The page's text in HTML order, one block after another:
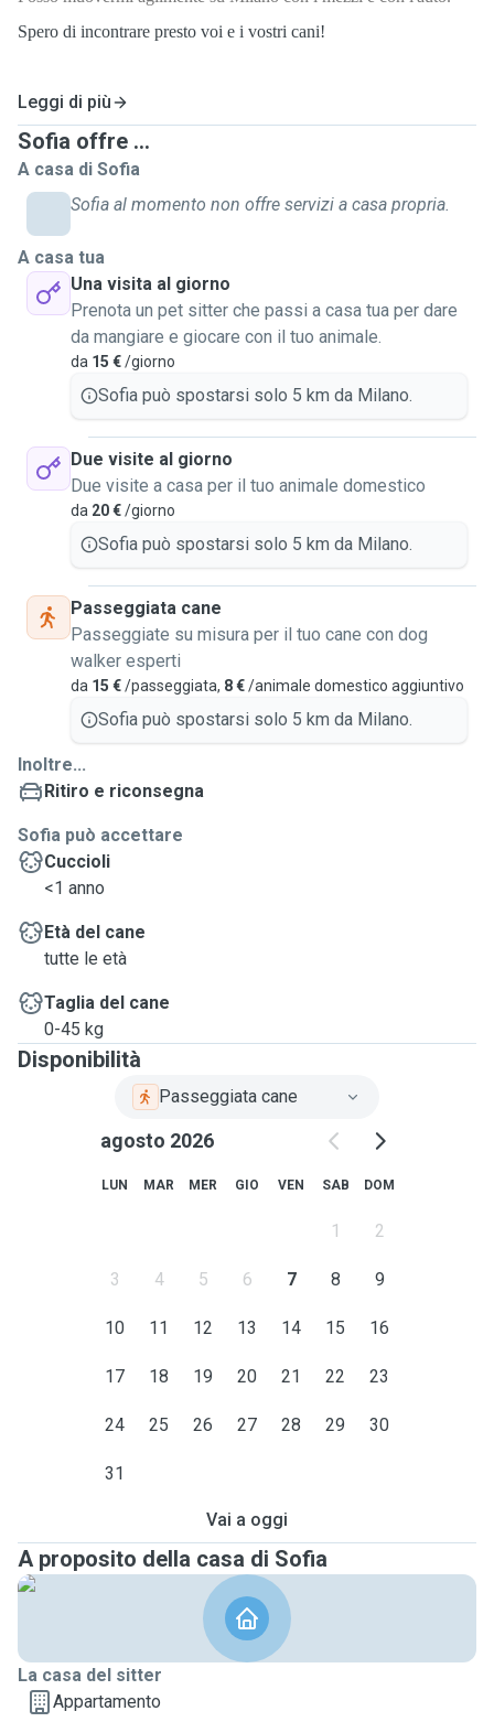
Spero di incontrare presto voi e i vostri cani!
Leggi di più
Sofia offre ...
A casa di Sofia
Sofia al momento non offre servizi a casa propria.
A casa tua
Una visita al giorno
Prenota un pet sitter che passi a casa tua per dare
da mangiare e giocare con il tuo animale.
da 15 €/giorno
Sofia può spostarsi solo 5 km da Milano.
Due visite al giorno
Due visite a casa per il tuo animale domestico
da 20 €/giorno
Sofia può spostarsi solo 5 km da Milano.
Passeggiata cane
Passeggiate su misura per il tuo cane con dog
walker esperti
da 15 €/passeggiata, 8 €/animale domestico aggiuntivo
Sofia può spostarsi solo 5 km da Milano.
Inoltre...
Ritiro e riconsegna
Sofia può accettare
Cuccioli
<1 anno
Età del cane
tutte le età
Taglia del cane
0-45 kg
Disponibilità
Passeggiata cane
agosto 2026
LUN MAR MER GIO VEN SAB DOM
1 2
3 4 5 6 7 8 9
10 11 12 13 14 15 16
17 18 19 20 21 22 23
24 25 26 27 28 29 30
31
Vai a oggi
A proposito della casa di Sofia
La casa del sitter
Appartamento